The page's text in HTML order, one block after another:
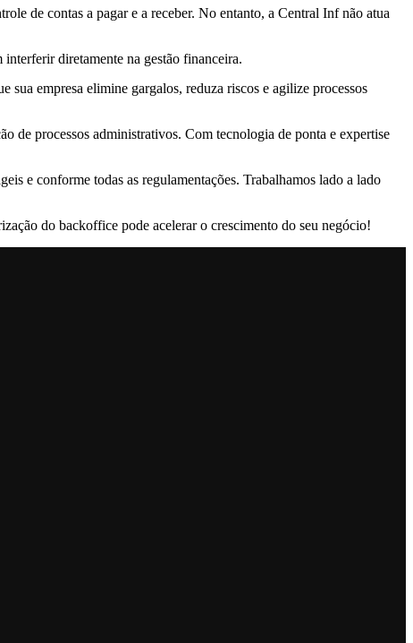
de contas a pagar e a receber. No entanto, a Central Inf não atua
interferir diretamente na gestão financeira.
empresa elimine gargalos, reduza riscos e agilize processos
de processos administrativos. Com tecnologia de ponta e expertise
e conforme todas as regulamentações. Trabalhamos lado a lado
do backoffice pode acelerar o crescimento do seu negócio!